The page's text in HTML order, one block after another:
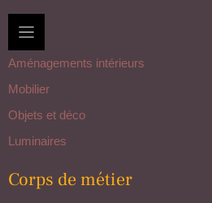
Aménagements intérieurs
Mobilier
Objets et déco
Luminaires
Corps de métier